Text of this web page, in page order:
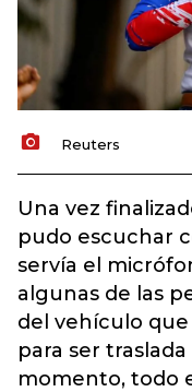
Reuters
Una vez
pudo escuchar
servía el
algunas de las
del vehículo
para ser
momento, todo